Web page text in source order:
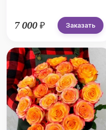
7 000 ₽ Заказать